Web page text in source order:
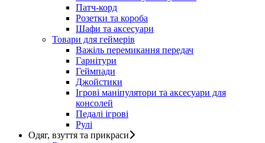
Патч-корд
Розетки та короба
Шафи та аксесуари
Товари для геймерів
Важіль перемикання передач
Гарнітури
Геймпади
Джойстики
Ігрові маніпулятори та аксесуари для
консолей
Педалі ігрові
Рулі
Одяг, взуття та прикраси